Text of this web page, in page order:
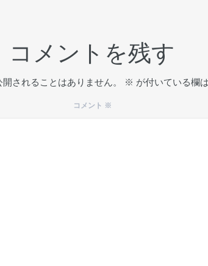
コメントを残す
されることはありません。 ※ が付いている欄
コメント ※